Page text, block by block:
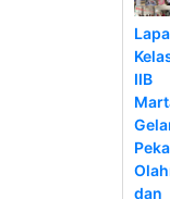
IIB
dan